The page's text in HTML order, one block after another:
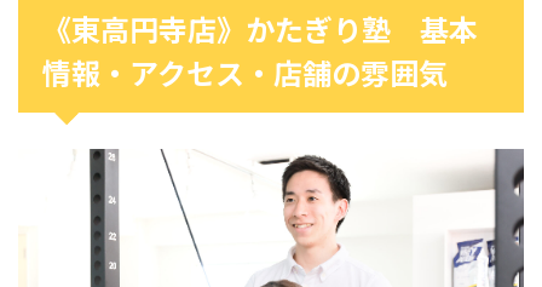
《東高円寺店》かたぎり塾 基本
情報・アクセス・店舗の雰囲気